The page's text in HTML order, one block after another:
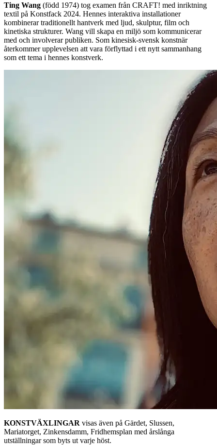
Ting Wang (född 1974) tog examen från CRAFT! med inriktning
textil på Konstfack 2024. Hennes interaktiva installationer
kombinerar traditionellt hantverk med ljud, skulptur, film och
kinetiska strukturer. Wang vill skapa en miljö som kommunicerar
med och involverar publiken. Som kinesisk-svensk konstnär
återkommer upplevelsen att vara förflyttad i ett nytt sammanhang
som ett tema i hennes konstverk.
KONSTVÄXLINGAR visas även på Gärdet, Slussen,
Mariatorget, Zinkensdamm, Fridhemsplan med årslånga
utställningar som byts ut varje höst.